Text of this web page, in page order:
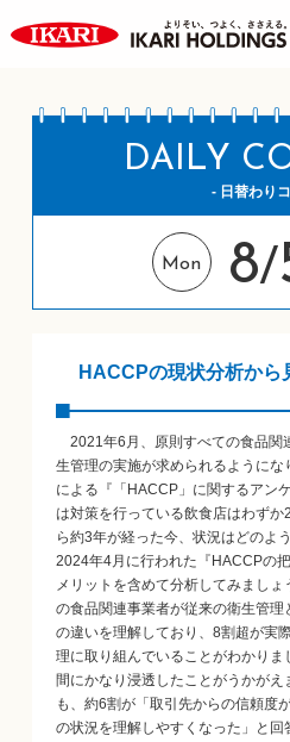
DAILY
- 日替わり
Mon 8/
HACCPの現状分析から
2021年6月、原則すべての食品関
生管理の実施が求められるように
による『「HACCP」に関するアン
は対策を行っている飲食店はわず
ら約3年が経った今、状況はどのよ
2024年4月に行われた『HACCPの
メリットを含めて分析してみまし
の食品関連事業者が従来の衛生管
の違いを理解しており、8割超が実
理に取り組んでいることがわかり
間にかなり浸透したことがうかが
も、約6割が「取引先からの信頼度
の状況を理解しやすくなった」と